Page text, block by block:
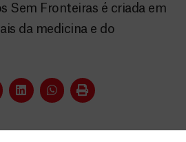
Sem Fronteiras é criada em
da medicina e do